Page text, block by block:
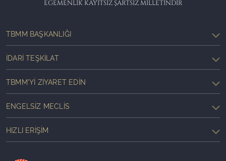
EGEMENLİK KAYITSIZ ŞARTSIZ MİLLETİNDİR
TBMM BAŞKANLIĞI
İDARI TEŞKILAT
TBMM'YI ZIYARET EDIN
ENGELSIZ MECLIS
HIZLI ERIŞIM